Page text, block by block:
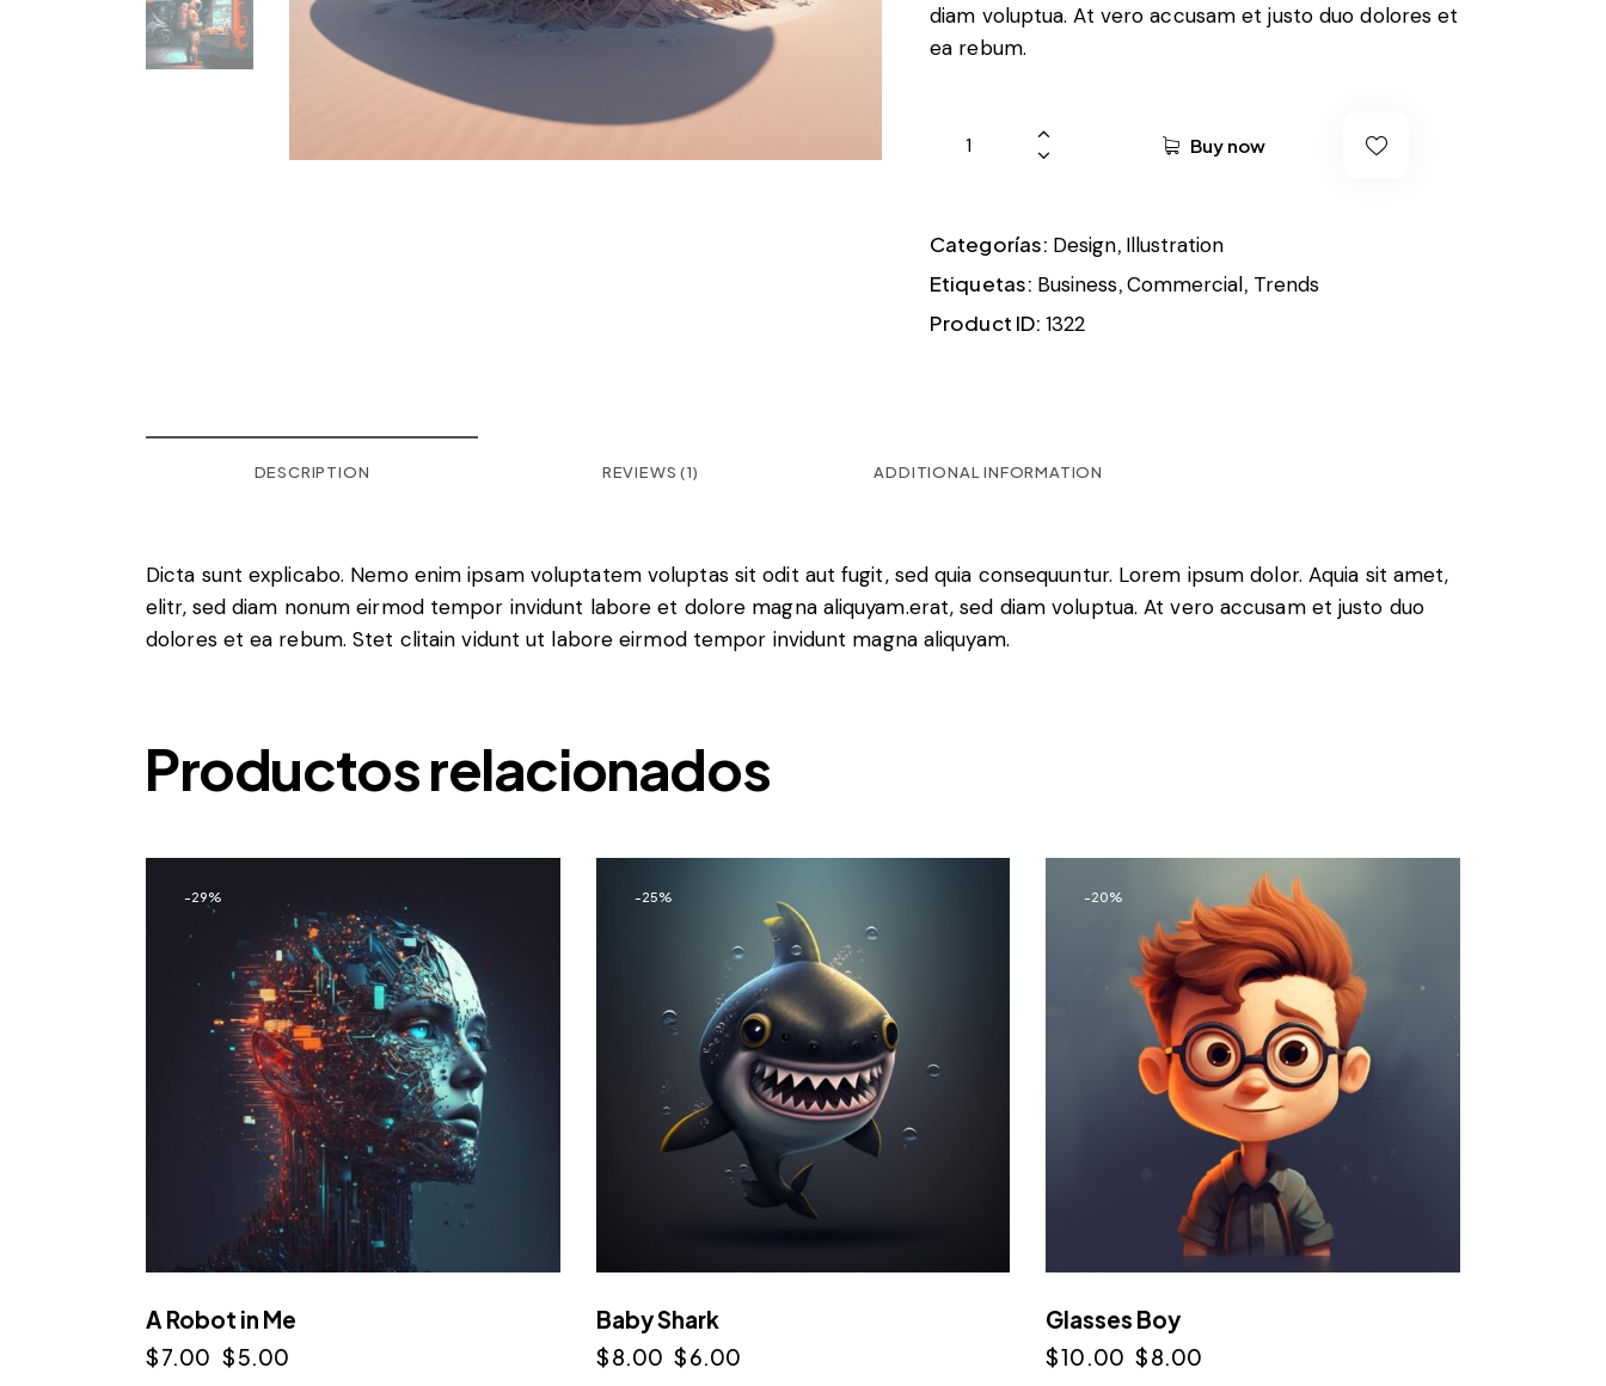
ció
diam voluptua. At vero accusam et justo duo dolores et
ea rebum.
Buy now
Categorías: Design, Illustration
Etiquetas: Business,Commercial, Trends
Product ID:1322
DESCRIPTION REVIEWS (1) ADDITIONAL INFORMATION
Dicta sunt explicabo. Nemo enim ipsam voluptatem voluptas sit odit aut fugit, sed quia consequuntur. Lorem ipsum dolor. Aquia sit amet,
elitr, sed diam nonum eirmod tempor invidunt labore et dolore magna aliquyam.erat, sed diam voluptua. At vero accusam et justo duo
dolores et ea rebum. Stet clitain vidunt ut labore eirmod tempor invidunt magna aliquyam.
Productos relacionados
-29%
A Robot in Me
$7.00 $5.00
-25%
Baby Shark
$8.00 $6.00
-20%
Glasses Boy
$10.00 $8.00